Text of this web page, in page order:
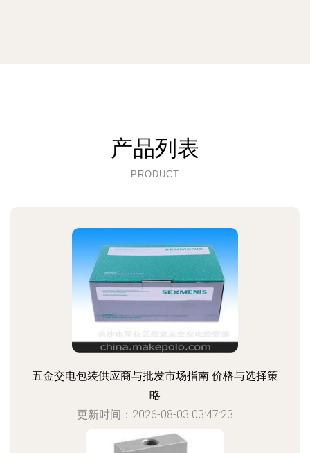
产品列表
PRODUCT
五金交电包装供应商与批发市场指南 价格与选择策
略
更新时间：2026-08-03 03:47:23